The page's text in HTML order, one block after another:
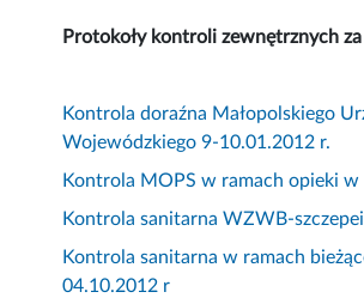
Protokoły kontroli zewnętrznych
Kontrola doraźna Małopolskiego
Wojewódzkiego 9-10.01.2012 r.
Kontrola MOPS w ramach opieki w
Kontrola sanitarna WZWB-
Kontrola sanitarna w ramach
04.10.2012 r